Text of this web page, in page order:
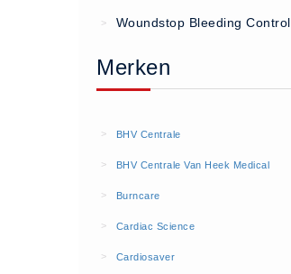
BHV kasten (5)
BHV kasten (0)
Evacuatie - Zaklampen (0)
Kleding - Hesjes (0)
> Woundstop Bleeding Control
Merken
> BHV Centrale
> BHV Centrale Van Heek Medical
> Burncare
> Cardiac Science
> Cardiosaver